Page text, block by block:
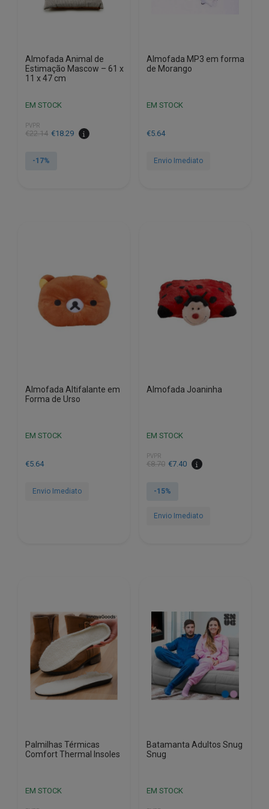
Almofada Animal de
Estimação Mascow – 61 x
11 x 47 cm
EM STOCK
PVPR
€22.14
O
original
€18.29
O
atual
-17%
Almofada MP3 em forma
de Morango
EM STOCK
€5.64
Envio Imediato
Almofada Altifalante em
Forma de Urso
EM STOCK
€5.64
Envio Imediato
Almofada Joaninha
EM STOCK
PVPR
€8.70
O
original
€8.70.
€7.40
O
atual
€7.40.
-15%
Envio Imediato
Palmilhas Térmicas
Comfort Thermal Insoles
EM STOCK
Batamanta Adultos Snug
Snug
EM STOCK